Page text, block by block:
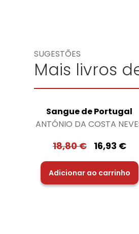
SUGESTÕES
Mais livros
Sangue de Portugal
ANTÓNIO DA COSTA
18,80€ 16,93 €
Adicionar ao carrinho